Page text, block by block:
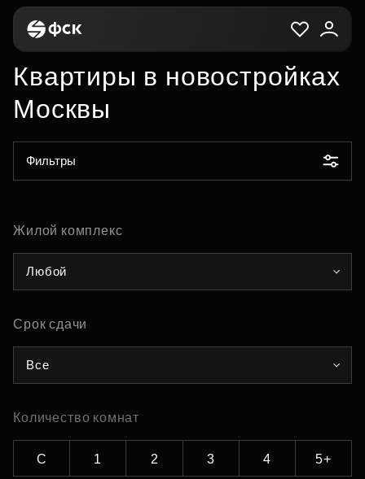
Квартиры в новостройках
Москвы
Фильтры
Жилой комплекс
Любой
Срок сдачи
Все
Количество комнат
С 1 2 3 4 5+